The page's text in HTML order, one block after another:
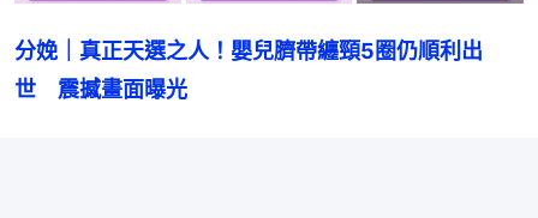
分娩｜真正天選之人！嬰兒臍帶纏頸5圈仍順利出
世　震撼畫面曝光